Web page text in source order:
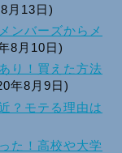
月13日)
ンバーズからメ
8月10日)
り！買えた方法
年8月9日)
？モテる理由は
た！高校や大学